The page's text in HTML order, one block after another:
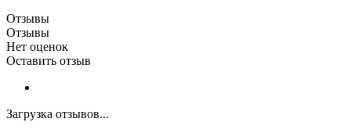
Отзывы
Отзывы
Нет оценок
Оставить отзыв
Загрузка отзывов...